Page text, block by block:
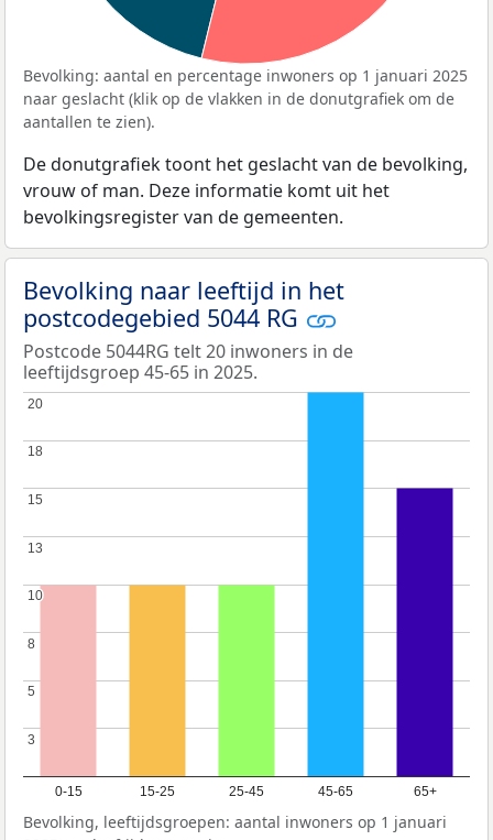
Bevolking: aantal en percentage inwoners op 1 januari 2025
naar geslacht (klik op de vlakken in de donutgrafiek om de
aantallen te zien).
De donutgrafiek toont het geslacht van de bevolking,
vrouw of man. Deze informatie komt uit het
bevolkingsregister van de gemeenten.
Bevolking naar leeftijd in het
postcodegebied 5044 RG
Postcode 5044RG telt 20 inwoners in de
leeftijdsgroep 45-65 in 2025.
0-15 15-25 25-45 45-65 65+
3
3
5
5
8
8
10
10
13
13
15
15
18
18
20
20
Bevolking, leeftijdsgroepen: aantal inwoners op 1 januari